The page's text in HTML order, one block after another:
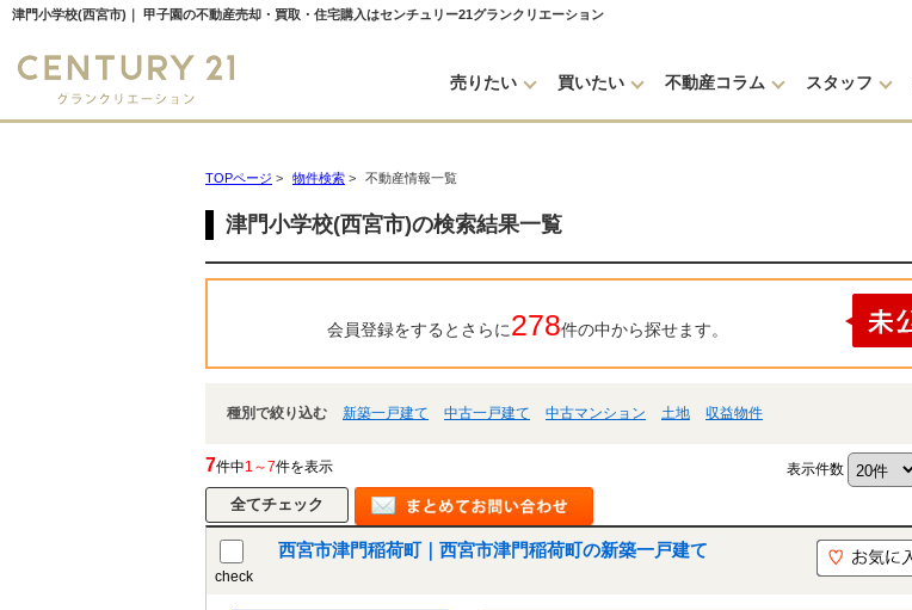
津門小学校(西宮市)｜ 甲子園の不動産売却・買取・住宅購入はセンチュリー21グランクリエーション
売りたい 買いたい 不動産コラム スタッフ
TOPページ > 物件検索 > 不動産情報一覧
津門小学校(西宮市)の検索結果一覧
会員登録をするとさらに278件の中から探せます。
種別で絞り込む 新築一戸建て 中古一戸建て 中古マンション 土地 収益物件
7件中1～7件を表示 表示件数
check
西宮市津門稲荷町｜西宮市津門稲荷町の新築一戸建て